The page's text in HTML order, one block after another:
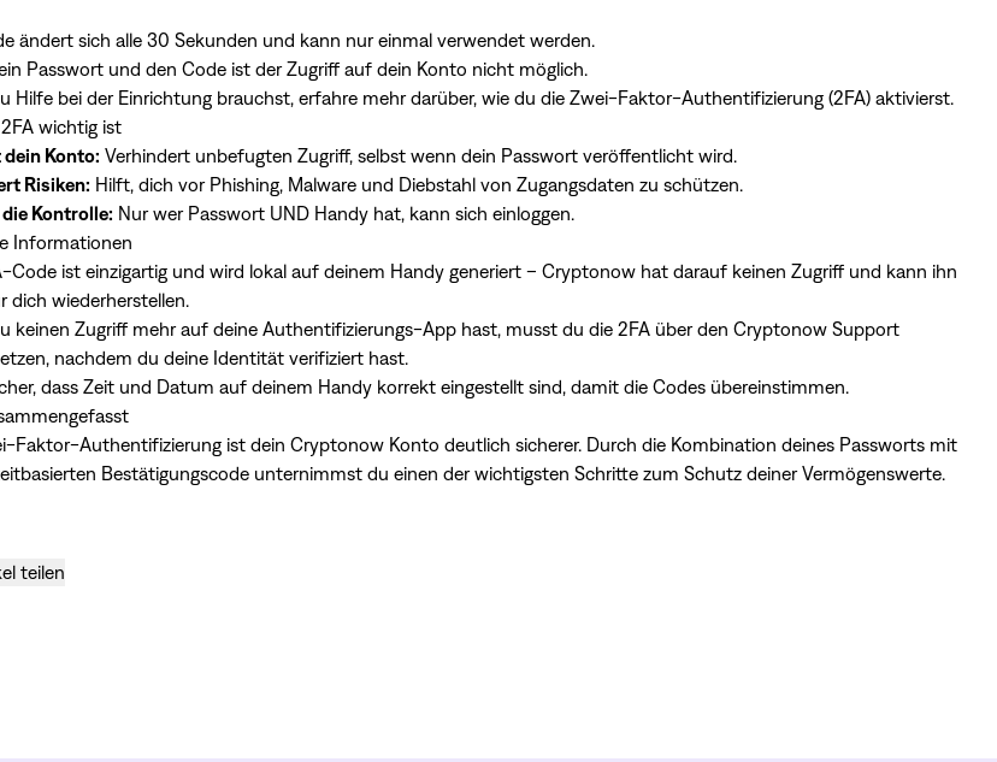
ändert sich alle 30 Sekunden und kann nur einmal verwendet werden.
Passwort und den Code ist der Zugriff auf dein Konto nicht möglich.
Hilfe bei der Einrichtung brauchst, erfahre mehr darüber,wie du die Zwei-Faktor-Authentifizierung (2FA) aktivierst.
wichtig ist
Konto: Verhindert unbefugten Zugriff, selbst wenn dein Passwort veröffentlicht wird.
Risiken: Hilft, dich vor Phishing, Malware und Diebstahl von Zugangsdaten zu schützen.
Kontrolle: Nur wer Passwort UND Handy hat, kann sich einloggen.
Informationen
Code ist einzigartig und wird lokal auf deinem Handy generiert – Cryptonow hat darauf keinen Zugriff und kann ihn
dich wiederherstellen.
keinen Zugriff mehr auf deine Authentifizierungs-App hast, musst du die 2FA über denCryptonow Support
nachdem du deine Identität verifiziert hast.
dass Zeit und Datum auf deinem Handy korrekt eingestellt sind, damit die Codes übereinstimmen.
Faktor-Authentifizierung ist dein Cryptonow Konto deutlich sicherer. Durch die Kombination deines Passworts mit
Bestätigungscode unternimmst du einen der wichtigsten Schritte zum Schutz deiner Vermögenswerte.
teilen